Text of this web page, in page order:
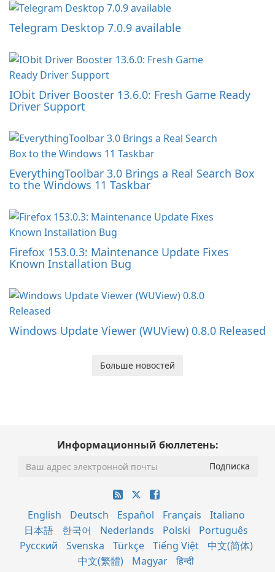
Telegram Desktop 7.0.9 available
IObit Driver Booster 13.6.0: Fresh Game Ready
Driver Support
EverythingToolbar 3.0 Brings a Real Search Box
to the Windows 11 Taskbar
Firefox 153.0.3: Maintenance Update Fixes
Known Installation Bug
Windows Update Viewer (WUView) 0.8.0 Released
Больше новостей
Информационный бюллетень:
English Deutsch Español Français
Italiano
日本語
한국어 Nederlands Polski
Português
Русский
Svenska Türkçe Tiếng Việt
中文(简体)
中文(繁體)
Magyar हिन्दी